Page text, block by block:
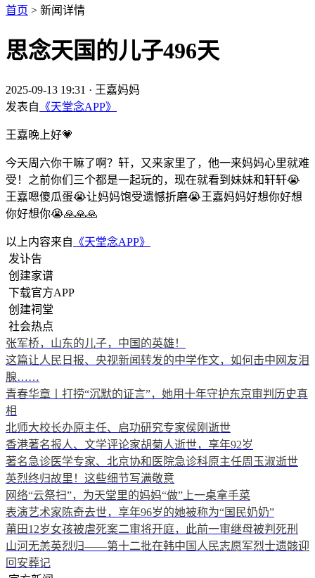
首页 > 新闻详情
思念天国的儿子496天
2025-09-13 19:31 · 王嘉妈妈
发表自 《天堂念APP》
王嘉晚上好💗
今天周六你干嘛了啊？轩，又来家里了，他一来妈妈心里就难
受！之前你们三个都是一起玩的，现在就看到妹妹和轩轩😭
王嘉嗯傻瓜蛋😭让妈妈饱受遗憾折磨😭王嘉妈妈好想你好想
你好想你😭🙏🙏🙏
以上内容来自 《天堂念APP》
发讣告
创建家谱
下载官方APP
创建祠堂
社会热点
张军桥，山东的儿子，中国的英雄！
这篇让人民日报、央视新闻转发的中学作文，如何击中网友泪
腺……
青春华章丨打捞“沉默的证言”，她用十年守护东京审判历史真
相
北师大校长办原主任、启功研究专家侯刚逝世
香港著名报人、文学评论家胡菊人逝世，享年92岁
著名急诊医学专家、北京协和医院急诊科原主任周玉淑逝世
英烈终归故里！这些细节写满敬意
网络“云祭扫”，为天堂里的妈妈“做”上一桌拿手菜
表演艺术家陈奇去世，享年96岁的她被称为“国民奶奶”
莆田12岁女孩被虐死案二审将开庭，此前一审继母被判死刑
山河无恙英烈归——第十二批在韩中国人民志愿军烈士遗骸迎
回安葬记